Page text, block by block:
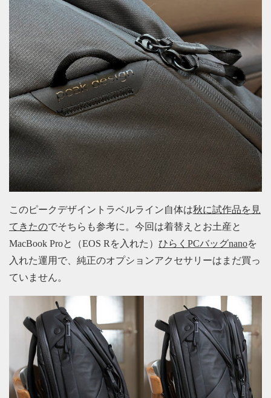
このピークデザイントラベルライン自体は秋に試作品を見
てきたのでそちらも参考に。今回は着替えとお土産と
MacBook Proと（EOS Rを入れた） ひらくPCバッグnanoを
入れた運用で、純正のオプションアクセサリーはまだ買っ
ていません。